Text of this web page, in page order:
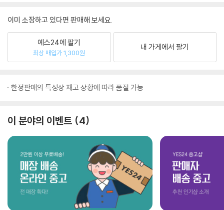
이미 소장하고 있다면 판매해 보세요.
예스24에 팔기
최상 매입가 1,300원
내 가게에서 팔기
한정판매의 특성상 재고 상황에 따라 품절 가능
이 분야의 이벤트 4